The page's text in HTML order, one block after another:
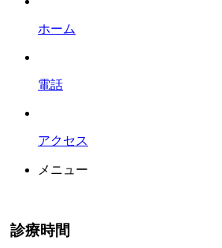
ホーム
電話
アクセス
メニュー
診療時間